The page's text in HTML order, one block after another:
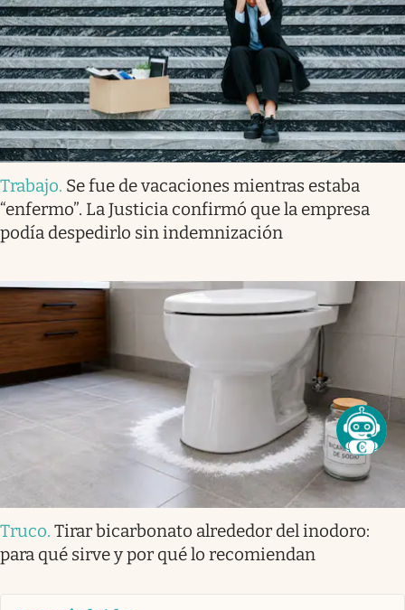
Trabajo. Se fue de vacaciones mientras estaba
“enfermo”. La Justicia confirmó que la empresa
podía despedirlo sin indemnización
Truco. Tirar bicarbonato alrededor del inodoro:
para qué sirve y por qué lo recomiendan